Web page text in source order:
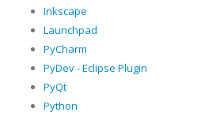
Inkscape
Launchpad
PyCharm
PyDev - Eclipse Plugin
PyQt
Python